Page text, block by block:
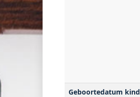
Geboortedatum kind